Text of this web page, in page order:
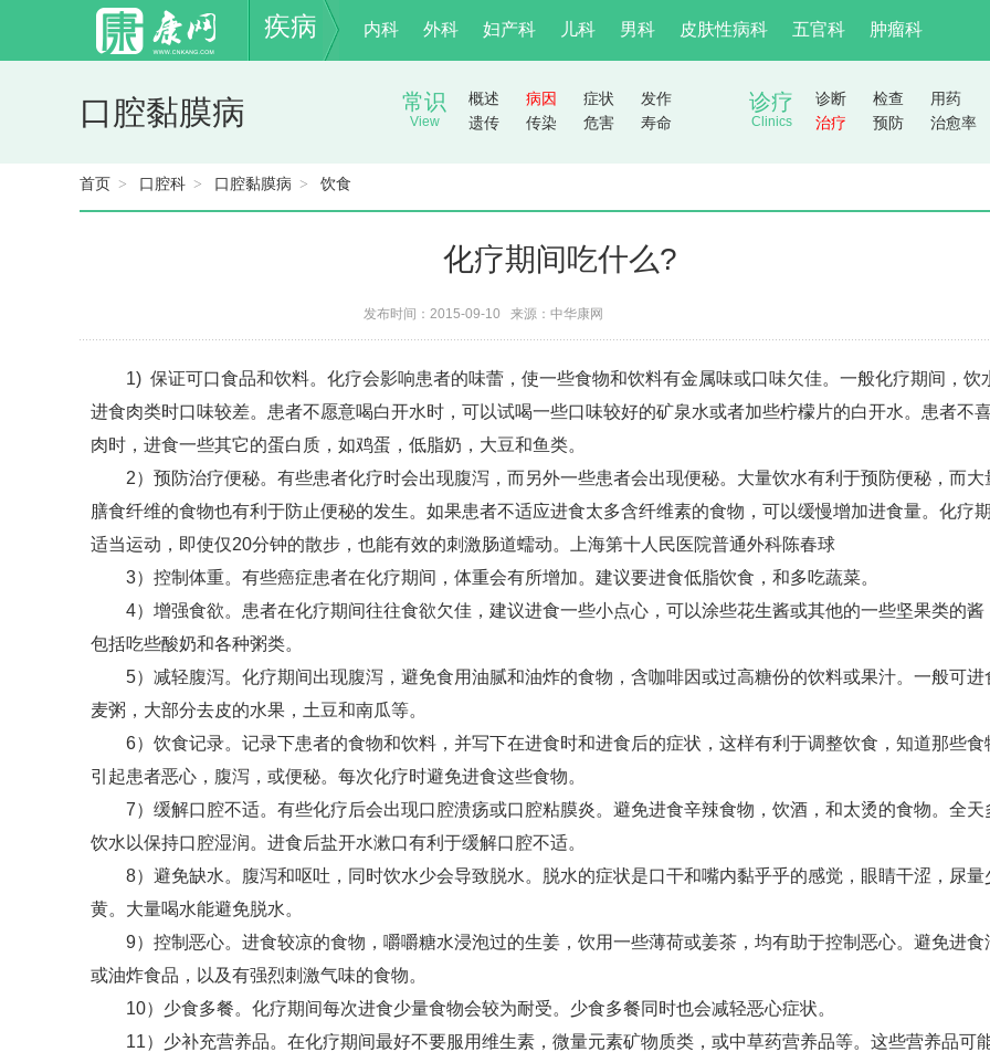
疾病 内科 外科 妇产科 儿科 男科 皮肤性病科 五官科 肿瘤科
口腔黏膜病 常识
View
概述 病因 症状
发作
遗传
传染 危害 寿命
诊疗
Clinics
诊断 检查
用药
治疗
预防 治愈率
首页 > 口腔科 > 口腔黏膜病 > 饮食
化疗期间吃什么?
发布时间：2015-09-10 来源： 中华康网
1) 保证可口食品和饮料。化疗会影响患者的味蕾，使一些食物和饮料有金属味或口味欠佳。一般化疗期间，饮
进食肉类时口味较差。患者不愿意喝白开水时，可以试喝一些口味较好的矿泉水或者加些柠檬片的白开水。患者不
肉时，进食一些其它的蛋白质，如鸡蛋，低脂奶，大豆和鱼类。
2）预防治疗便秘。有些患者化疗时会出现腹泻，而另外一些患者会出现便秘。大量饮水有利于预防便秘，而大
膳食纤维的食物也有利于防止便秘的发生。如果患者不适应进食太多含纤维素的食物，可以缓慢增加进食量。化疗
适当运动，即使仅20分钟的散步，也能有效的刺激肠道蠕动。上海第十人民医院普通外科陈春球
3）控制体重。有些癌症患者在化疗期间，体重会有所增加。建议要进食低脂饮食，和多吃蔬菜。
4）增强食欲。患者在化疗期间往往食欲欠佳，建议进食一些小点心，可以涂些花生酱或其他的一些坚果类的酱
包括吃些酸奶和各种粥类。
5）减轻腹泻。化疗期间出现腹泻，避免食用油腻和油炸的食物，含咖啡因或过高糖份的饮料或果汁。一般可进
麦粥，大部分去皮的水果，土豆和南瓜等。
6）饮食记录。记录下患者的食物和饮料，并写下在进食时和进食后的症状，这样有利于调整饮食，知道那些食
引起患者恶心，腹泻，或便秘。每次化疗时避免进食这些食物。
7）缓解口腔不适。有些化疗后会出现口腔溃疡或口腔粘膜炎。避免进食辛辣食物，饮酒，和太烫的食物。全天
饮水以保持口腔湿润。进食后盐开水漱口有利于缓解口腔不适。
8）避免缺水。腹泻和呕吐，同时饮水少会导致脱水。脱水的症状是口干和嘴内黏乎乎的感觉，眼睛干涩，尿量
黄。大量喝水能避免脱水。
9）控制恶心。进食较凉的食物，嚼嚼糖水浸泡过的生姜，饮用一些薄荷或姜茶，均有助于控制恶心。避免进食
或油炸食品，以及有强烈刺激气味的食物。
10）少食多餐。化疗期间每次进食少量食物会较为耐受。少食多餐同时也会减轻恶心症状。
11）少补充营养品。在化疗期间最好不要服用维生素，微量元素矿物质类，或中草药营养品等。这些营养品可